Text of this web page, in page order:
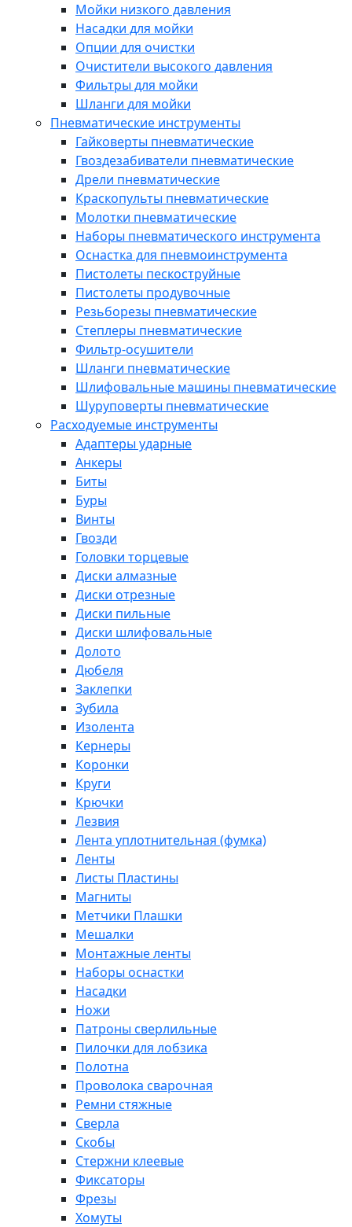
Мойки низкого давления
Насадки для мойки
Опции для очистки
Очистители высокого давления
Фильтры для мойки
Шланги для мойки
Пневматические инструменты
Гайковерты пневматические
Гвоздезабиватели пневматические
Дрели пневматические
Краскопульты пневматические
Молотки пневматические
Наборы пневматического инструмента
Оснастка для пневмоинструмента
Пистолеты пескоструйные
Пистолеты продувочные
Резьборезы пневматические
Степлеры пневматические
Фильтр-осушители
Шланги пневматические
Шлифовальные машины пневматические
Шуруповерты пневматические
Расходуемые инструменты
Адаптеры ударные
Анкеры
Биты
Буры
Винты
Гвозди
Головки торцевые
Диски алмазные
Диски отрезные
Диски пильные
Диски шлифовальные
Долото
Дюбеля
Заклепки
Зубила
Изолента
Кернеры
Коронки
Круги
Крючки
Лезвия
Лента уплотнительная (фумка)
Ленты
Листы Пластины
Магниты
Метчики Плашки
Мешалки
Монтажные ленты
Наборы оснастки
Насадки
Ножи
Патроны сверлильные
Пилочки для лобзика
Полотна
Проволока сварочная
Ремни стяжные
Сверла
Скобы
Стержни клеевые
Фиксаторы
Фрезы
Хомуты